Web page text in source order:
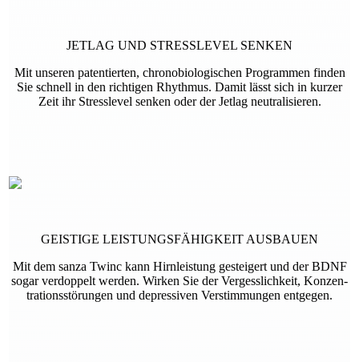
JETLAG UND STRESSLEVEL SENKEN
Mit unseren patentierten, chronobiologischen Programmen finden
Sie schnell in den richtigen Rhythmus. Damit lässt sich in kurzer
Zeit ihr Stress­level senken oder der Jet­lag neutralisieren.
GEISTIGE LEISTUNGSFÄHIGKEIT AUSBAUEN
Mit dem sanza Twinc kann Hirn­leistung gesteigert und der BDNF
sogar verdoppelt werden. Wirken Sie der Vergess­lichkeit, Konzen­
trations­störungen und depres­siven Verstimmungen entgegen.